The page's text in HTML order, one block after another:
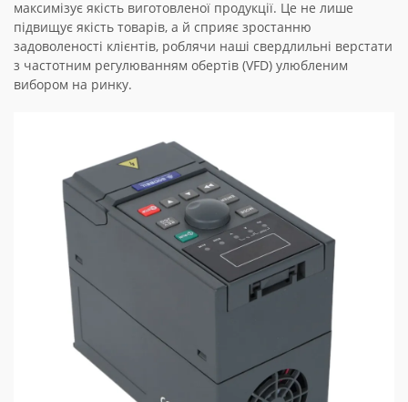
максимізує якість виготовленої продукції. Це не лише
підвищує якість товарів, а й сприяє зростанню
задоволеності клієнтів, роблячи наші свердлильні верстати
з частотним регулюванням обертів (VFD) улюбленим
вибором на ринку.